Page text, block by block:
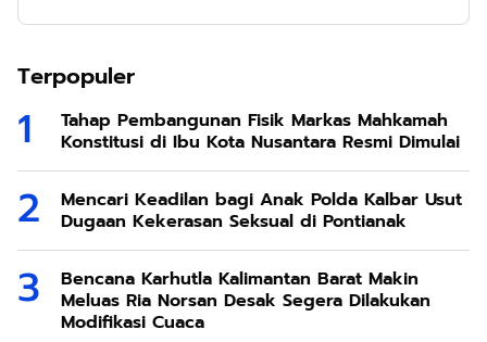
Terpopuler
Tahap Pembangunan Fisik Markas Mahkamah
Konstitusi di Ibu Kota Nusantara Resmi Dimulai
Mencari Keadilan bagi Anak Polda Kalbar Usut
Dugaan Kekerasan Seksual di Pontianak
Bencana Karhutla Kalimantan Barat Makin
Meluas Ria Norsan Desak Segera Dilakukan
Modifikasi Cuaca